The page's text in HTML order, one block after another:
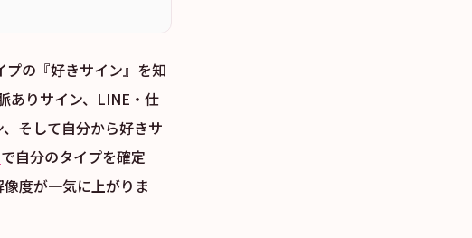
の『好きサイン』を知
ありサイン、LINE・仕
そして自分から好きサ
で自分のタイプを確定
度が一気に上がりま